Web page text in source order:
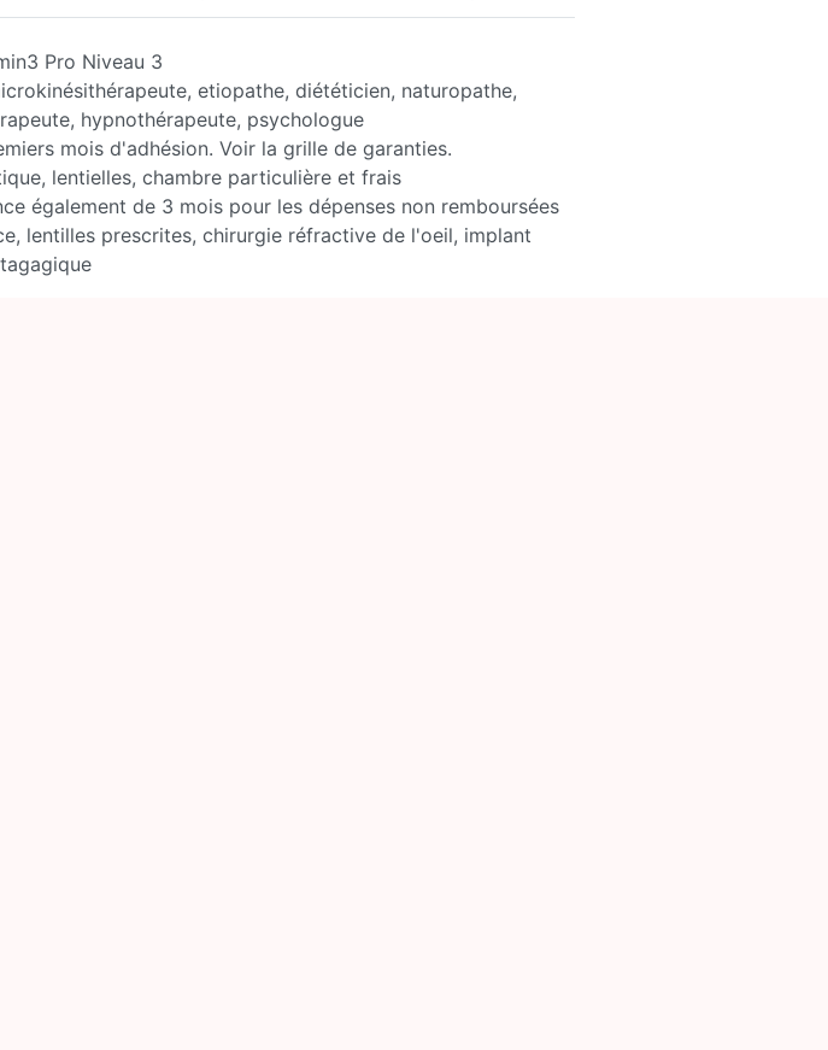
Pro Niveau 3
etiopathe, diététicien, naturopathe,
hypnothérapeute, psychologue
mois d'adhésion. Voir la grille de garanties.
lentielles, chambre particulière et frais
également de 3 mois pour les dépenses non remboursées
lentilles prescrites, chirurgie réfractive de l'oeil, implant